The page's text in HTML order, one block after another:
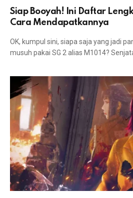
Siap Booyah! Ini Daftar
Cara Mendapatkannya
OK, kumpul sini, siapa saja yang jadi
musuh pakai SG 2 alias M1014?